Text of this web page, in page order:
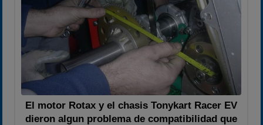
El motor Rotax y el chasis Tonykart Racer EV
dieron algun problema de compatibilidad que